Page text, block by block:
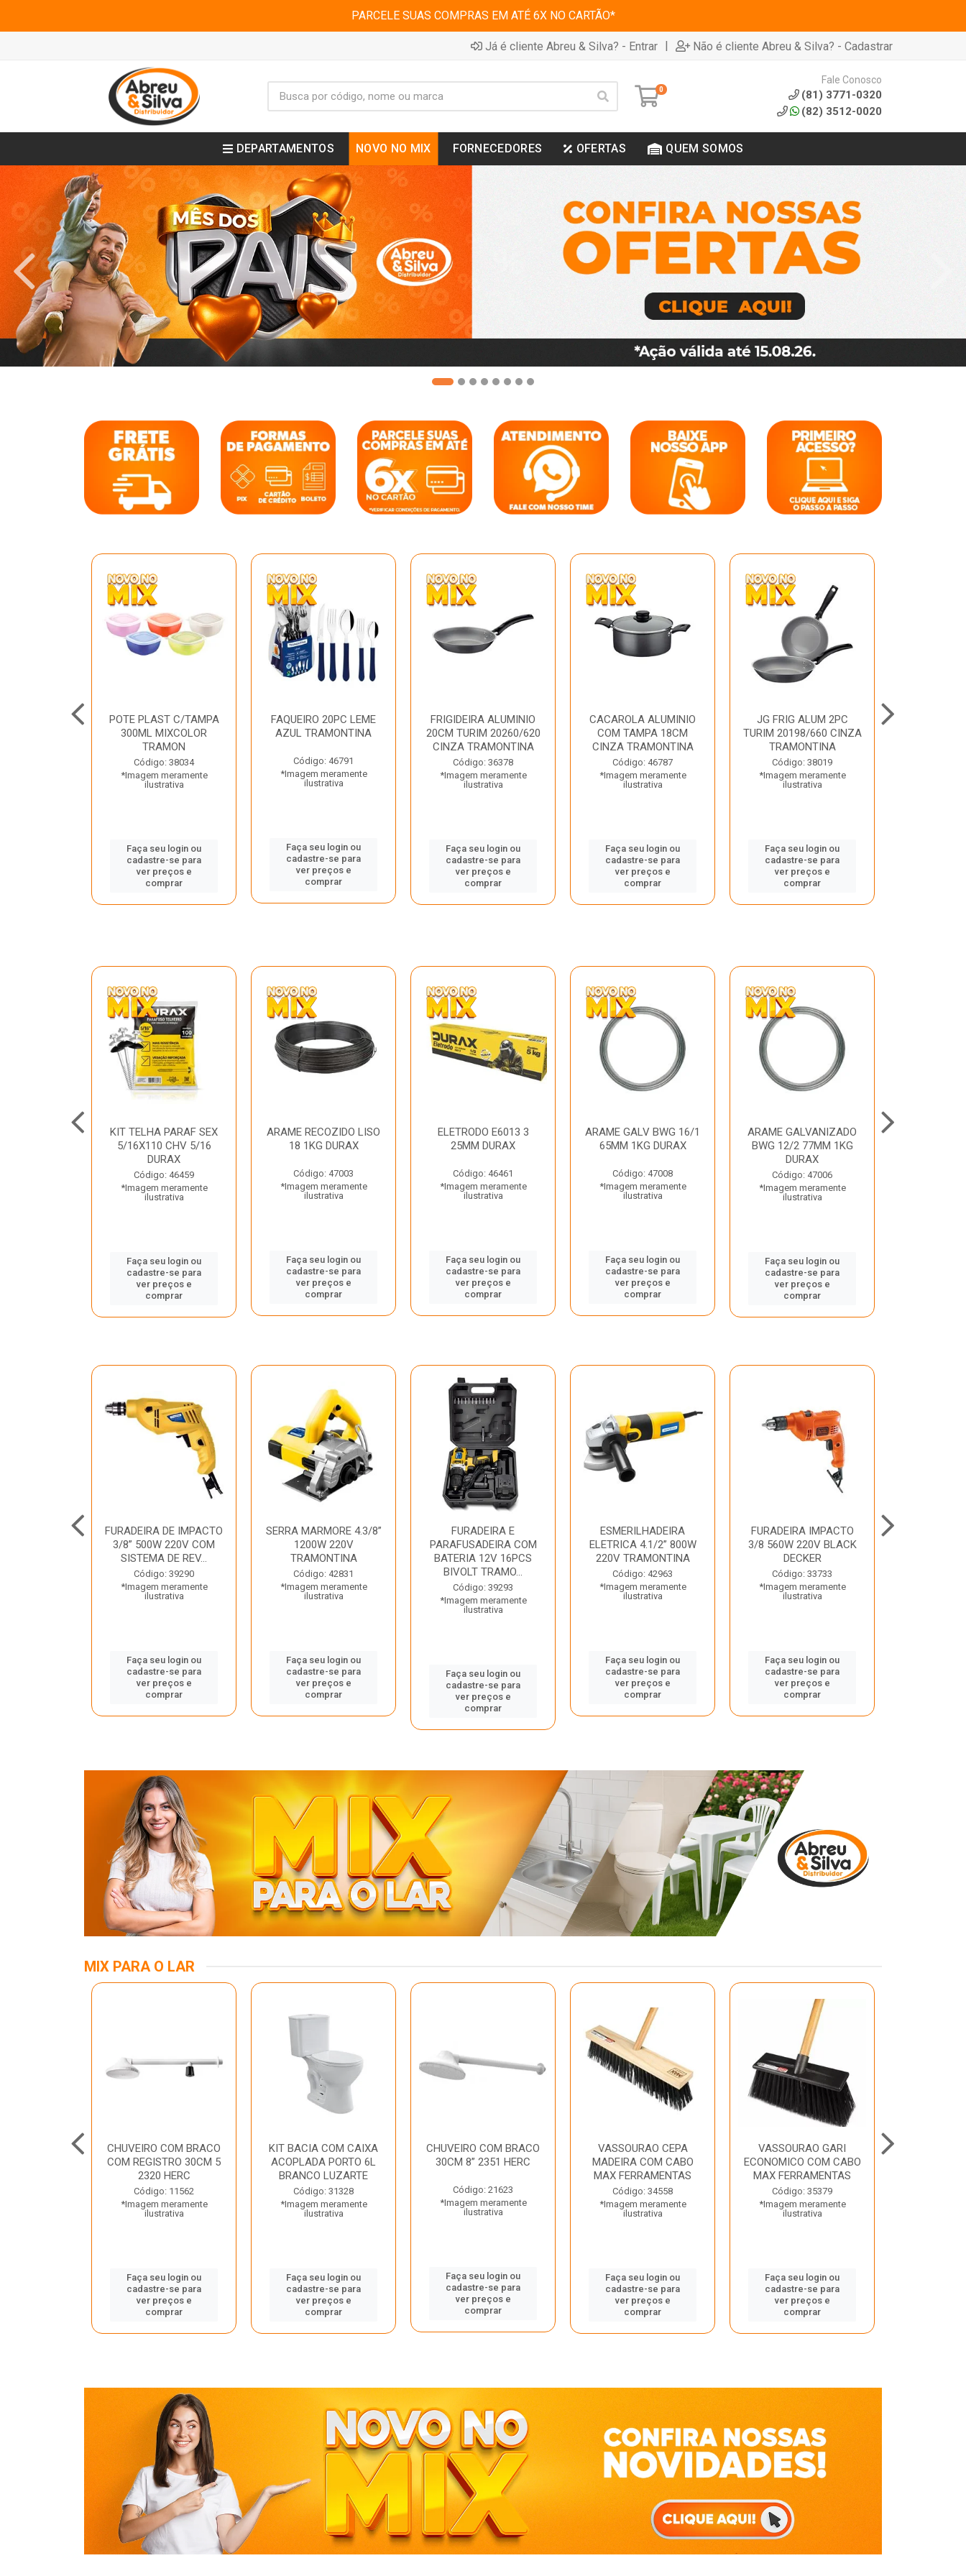
PARCELE SUAS COMPRAS EM ATÉ 6X NO CARTÃO*
Já é cliente Abreu & Silva? - Entrar | Não é cliente Abreu & Silva? - Cadastrar
0
Fale Conosco
(81) 3771-0320
(82) 3512-0020
DEPARTAMENTOS NOVO NO MIX FORNECEDORES OFERTAS QUEM SOMOS
POTE PLAST C/TAMPA
300ML MIXCOLOR
TRAMON
Código: 38034
*Imagem meramente
ilustrativa
Faça seu login ou
cadastre-se para
ver preços e
comprar
FAQUEIRO 20PC LEME
AZUL TRAMONTINA
Código: 46791
*Imagem meramente
ilustrativa
Faça seu login ou
cadastre-se para
ver preços e
comprar
FRIGIDEIRA ALUMINIO
20CM TURIM 20260/620
CINZA TRAMONTINA
Código: 36378
*Imagem meramente
ilustrativa
Faça seu login ou
cadastre-se para
ver preços e
comprar
CACAROLA ALUMINIO
COM TAMPA 18CM
CINZA TRAMONTINA
Código: 46787
*Imagem meramente
ilustrativa
Faça seu login ou
cadastre-se para
ver preços e
comprar
JG FRIG ALUM 2PC
TURIM 20198/660 CINZA
TRAMONTINA
Código: 38019
*Imagem meramente
ilustrativa
Faça seu login ou
cadastre-se para
ver preços e
comprar
KIT TELHA PARAF SEX
5/16X110 CHV 5/16
DURAX
Código: 46459
*Imagem meramente
ilustrativa
Faça seu login ou
cadastre-se para
ver preços e
comprar
ARAME RECOZIDO LISO
18 1KG DURAX
Código: 47003
*Imagem meramente
ilustrativa
Faça seu login ou
cadastre-se para
ver preços e
comprar
ELETRODO E6013 3
25MM DURAX
Código: 46461
*Imagem meramente
ilustrativa
Faça seu login ou
cadastre-se para
ver preços e
comprar
ARAME GALV BWG 16/1
65MM 1KG DURAX
Código: 47008
*Imagem meramente
ilustrativa
Faça seu login ou
cadastre-se para
ver preços e
comprar
ARAME GALVANIZADO
BWG 12/2 77MM 1KG
DURAX
Código: 47006
*Imagem meramente
ilustrativa
Faça seu login ou
cadastre-se para
ver preços e
comprar
FURADEIRA DE IMPACTO
3/8” 500W 220V COM
SISTEMA DE REV...
Código: 39290
*Imagem meramente
ilustrativa
Faça seu login ou
cadastre-se para
ver preços e
comprar
SERRA MARMORE 4.3/8”
1200W 220V
TRAMONTINA
Código: 42831
*Imagem meramente
ilustrativa
Faça seu login ou
cadastre-se para
ver preços e
comprar
FURADEIRA E
PARAFUSADEIRA COM
BATERIA 12V 16PCS
BIVOLT TRAMO...
Código: 39293
*Imagem meramente
ilustrativa
Faça seu login ou
cadastre-se para
ver preços e
comprar
ESMERILHADEIRA
ELETRICA 4.1/2” 800W
220V TRAMONTINA
Código: 42963
*Imagem meramente
ilustrativa
Faça seu login ou
cadastre-se para
ver preços e
comprar
FURADEIRA IMPACTO
3/8 560W 220V BLACK
DECKER
Código: 33733
*Imagem meramente
ilustrativa
Faça seu login ou
cadastre-se para
ver preços e
comprar
MIX PARA O LAR
CHUVEIRO COM BRACO
COM REGISTRO 30CM 5
2320 HERC
Código: 11562
*Imagem meramente
ilustrativa
Faça seu login ou
cadastre-se para
ver preços e
comprar
KIT BACIA COM CAIXA
ACOPLADA PORTO 6L
BRANCO LUZARTE
Código: 31328
*Imagem meramente
ilustrativa
Faça seu login ou
cadastre-se para
ver preços e
comprar
CHUVEIRO COM BRACO
30CM 8” 2351 HERC
Código: 21623
*Imagem meramente
ilustrativa
Faça seu login ou
cadastre-se para
ver preços e
comprar
VASSOURAO CEPA
MADEIRA COM CABO
MAX FERRAMENTAS
Código: 34558
*Imagem meramente
ilustrativa
Faça seu login ou
cadastre-se para
ver preços e
comprar
VASSOURAO GARI
ECONOMICO COM CABO
MAX FERRAMENTAS
Código: 35379
*Imagem meramente
ilustrativa
Faça seu login ou
cadastre-se para
ver preços e
comprar